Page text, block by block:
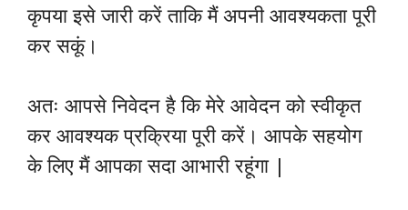
कृपया इसे जारी करें ताकि मैं अपनी आवश्यकता पूरी
कर सकूं।
अतः आपसे निवेदन है कि मेरे आवेदन को स्वीकृत
कर आवश्यक प्रक्रिया पूरी करें। आपके सहयोग
के लिए मैं आपका सदा आभारी रहूंगा |